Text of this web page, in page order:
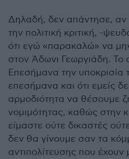
Δηλαδή, δεν απάντησε, αν
την πολιτική κριτική, -
ότι εγώ «παρακαλώ» να
στον Άδωνι Γεωργιάδη. Το
Επεσήμανα την υποκρισία
επεσήμανα και ότι εμείς
αρμοδιότητα να θέσουμε
νομιμότητας, καθώς στην
είμαστε ούτε δικαστές
δεν θα γίνουμε σαν τα
αντιπολίτευσης που έχουν